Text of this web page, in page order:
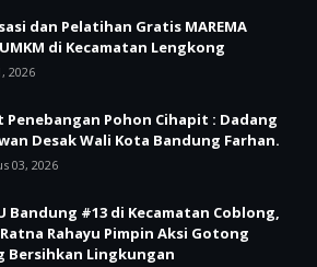
dan Pelatihan Gratis MAREMA
di Kecamatan Lengkong
2026
Pohon Cihapit : Dadang
Desak Wali Kota Bandung Farhan.
03, 2026
Bandung #13 di Kecamatan Coblong,
Rahayu Pimpin Aksi Gotong
Bersihkan Lingkungan